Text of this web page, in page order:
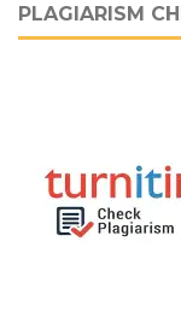
PLAGIARISM